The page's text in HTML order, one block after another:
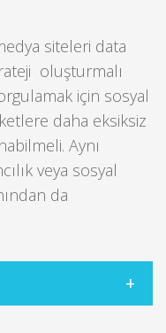
siteleri data
oluşturmalı
için sosyal
daha eksiksiz
Aynı
veya sosyal
da